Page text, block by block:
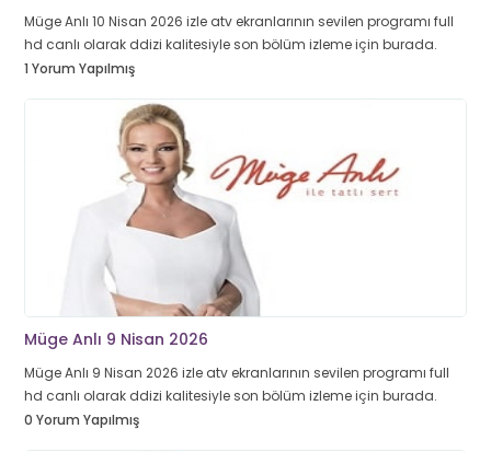
Müge Anlı 10 Nisan 2026 izle atv ekranlarının sevilen programı full
hd canlı olarak ddizi kalitesiyle son bölüm izleme için burada.
1 Yorum Yapılmış
Müge Anlı 9 Nisan 2026
Müge Anlı 9 Nisan 2026 izle atv ekranlarının sevilen programı full
hd canlı olarak ddizi kalitesiyle son bölüm izleme için burada.
0 Yorum Yapılmış